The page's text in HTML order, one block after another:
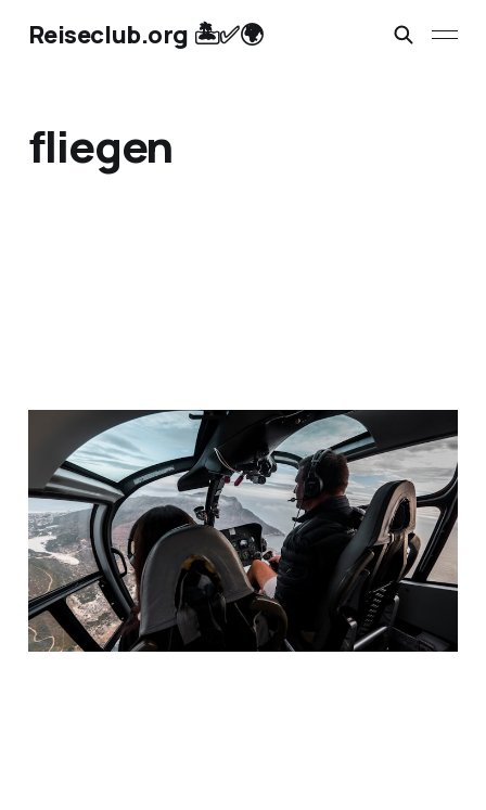
Reiseclub.org 🏝️✅🌍
fliegen
Besondere Erlebnisse
schenken: Fliegen &
Fallen
21. Feb. 20251 min read